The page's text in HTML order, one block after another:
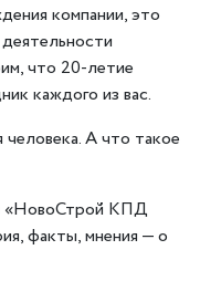
компании, это
что 20-летие
каждого из вас.
А что такое
«НовоСтрой КПД
факты, мнения — о